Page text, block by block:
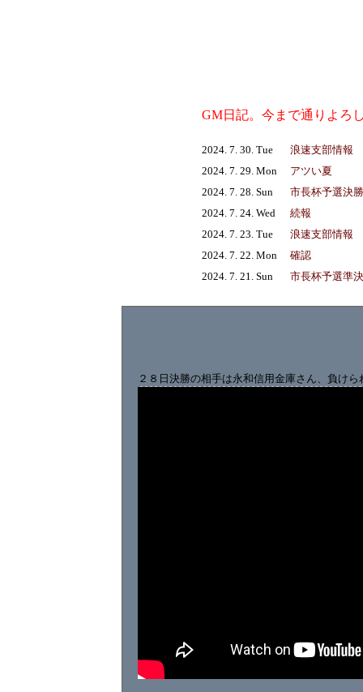
GM日記。今まで通りよろ
2024. 7. 30. Tue
浪速支部情報
2024. 7. 29. Mon
アツい夏
2024. 7. 28. Sun
市長杯予選決勝
2024. 7. 24. Wed
続報
2024. 7. 23. Tue
浪速支部情報
2024. 7. 22. Mon
確認
2024. 7. 21. Sun
市長杯予選準
２８日決勝の相手は永和信用金庫さん、負け